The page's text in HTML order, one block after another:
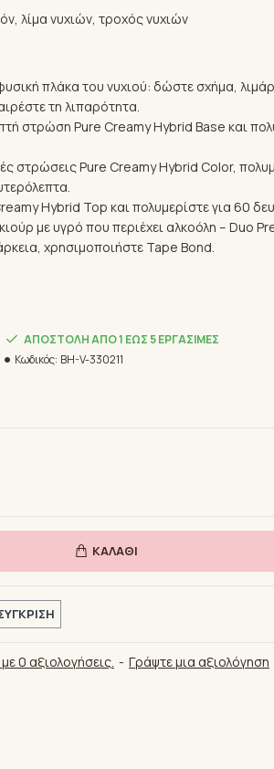
λίμα νυχιών, τροχός νυχιών
πλάκα του νυχιού: δώστε σχήμα,
τη λιπαρότητα.
στρώση Pure Creamy Hybrid Base και
στρώσεις Pure Creamy Hybrid Color,
Hybrid Top και πολυμερίστε για 60
με υγρό που περιέχει αλκοόλη – Duo
χρησιμοποιήστε Tape Bond.
0 αξιολογήσεις. - Γράψτε μια αξιολόγηση
ΑΠΟΣΤΟΛΉ ΑΠΌ 1 ΈΩΣ 5 ΕΡΓΆΣΙΜΕΣ
Κωδικός: BH-V-330211
ΚΑΛΆΘΙ